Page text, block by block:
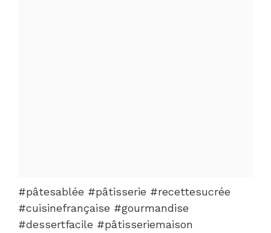
#pâtesablée #pâtisserie #recettesucrée
#cuisinefrançaise #gourmandise
#dessertfacile #pâtisseriemaison